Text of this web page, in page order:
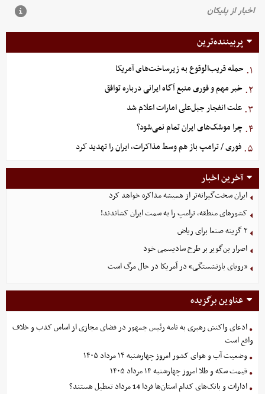
پربیننده‌ترین
۱. حمله قریب‌الوقوع به زیرساخت‌های آمریکا
۲. خبر مهم و فوری منبع آگاه ایرانی درباره توافق
۳. علت انفجار جبل‌علی امارات اعلام شد
۴. چرا موشک‌های ایران تمام نمی‌شود؟
۵. فوری / ترامپ باز هم وسط مذاکرات، ایران را تهدید کرد
آخرین اخبار
ایران سخت‌گیرانه‌تر از همیشه مذاکره خواهد کرد
کشورهای منطقه، ترامپ را به سمت ایران کشاندند!
۲ گزینه صنعا برای ریاض
اصرار بن‌گویر بر طرح سادیسمی خود
«رویای بازنشستگی» در آمریکا در حال مرگ است
عناوین برگزیده
ادعای واکنش رهبری به نامه رئیس جمهور در فضای مجازی از اساس کذب و خلاف
واقع است
وضعیت آب و هوای کشور امروز چهارشنبه ۱۴ مرداد ۱۴۰۵
قیمت سکه و طلا امروز چهارشنبه ۱۴ مرداد ۱۴۰۵
ادارات و بانک‌های کدام استان‌ها فردا 14 مرداد تعطیل هستند؟